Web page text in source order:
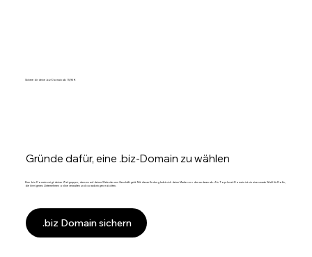
Sichere dir deine .biz-Domain ab 15,95 €
Gründe dafür, eine .biz-Domain zu wählen
Eine .biz Domain zeigt deiner Zielgruppe, dass es auf deiner Website ums Geschäft geht. Mit dieser Endung hebt sich deine Marke von den anderen ab. Als Top-Level-Domain ist sie eine smarte Wahl für Profis,
die ihr eigenes Unternehmen online verwalten und voranbringen möchten.
.biz Domain sichern